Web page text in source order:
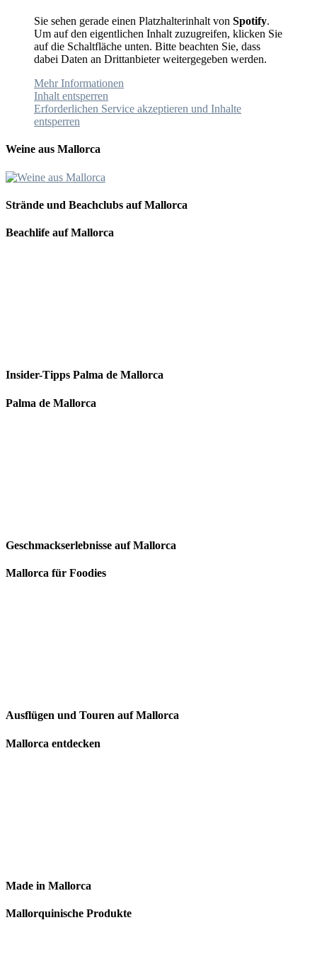
Sie sehen gerade einen Platzhalterinhalt von Spotify.
Um auf den eigentlichen Inhalt zuzugreifen, klicken Sie
auf die Schaltfläche unten. Bitte beachten Sie, dass
dabei Daten an Drittanbieter weitergegeben werden.
Mehr Informationen
Inhalt entsperren
Erforderlichen Service akzeptieren und Inhalte
entsperren
Weine aus Mallorca
Strände und Beachclubs auf Mallorca
Beachlife auf Mallorca
Insider-Tipps Palma de Mallorca
Palma de Mallorca
Geschmackserlebnisse auf Mallorca
Mallorca für Foodies
Ausflügen und Touren auf Mallorca
Mallorca entdecken
Made in Mallorca
Mallorquinische Produkte